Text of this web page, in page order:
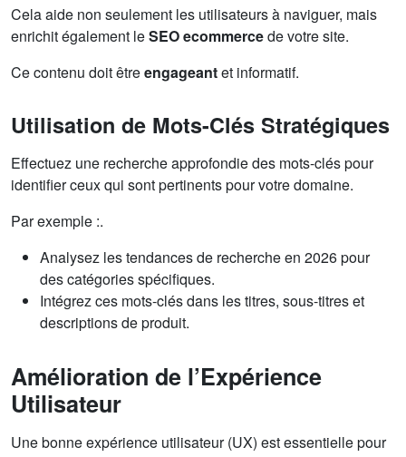
Cela aide non seulement les utilisateurs à naviguer, mais
enrichit également leSEO ecommercede votre site.
Ce contenu doit êtreengageantet informatif.
Utilisation de Mots-Clés Stratégiques
Effectuez une recherche approfondie des mots-clés pour
identifier ceux qui sont pertinents pour votre domaine.
Par exemple :.
Analysez les tendances de recherche en 2026 pour
des catégories spécifiques.
Intégrez ces mots-clés dans les titres, sous-titres et
descriptions de produit.
Amélioration de l’Expérience
Utilisateur
Une bonne expérience utilisateur (UX) est essentielle pour